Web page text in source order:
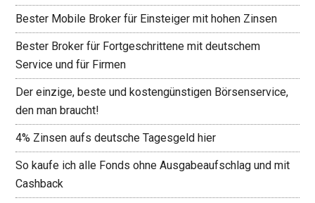
Bester Mobile Broker für Einsteiger mit hohen Zinsen
Bester Broker für Fortgeschrittene mit deutschem
Service und für Firmen
Der einzige, beste und kostengünstigen Börsenservice,
den man braucht!
4% Zinsen aufs deutsche Tagesgeld hier
So kaufe ich alle Fonds ohne Ausgabeaufschlag und mit
Cashback